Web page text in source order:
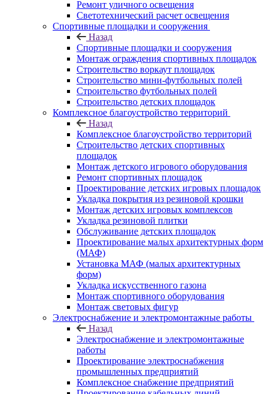
Ремонт уличного освещения
Светотехнический расчет освещения
Спортивные площадки и сооружения
Назад
Спортивные площадки и сооружения
Монтаж ограждения спортивных площадок
Строительство воркаут площадок
Строительство мини-футбольных полей
Строительство футбольных полей
Строительство детских площадок
Комплексное благоустройство территорий
Назад
Комплексное благоустройство территорий
Строительство детских спортивных
площадок
Монтаж детского игрового оборудования
Ремонт спортивных площадок
Проектирование детских игровых площадок
Укладка покрытия из резиновой крошки
Монтаж детских игровых комплексов
Укладка резиновой плитки
Обслуживание детских площадок
Проектирование малых архитектурных форм
(МАФ)
Установка МАФ (малых архитектурных
форм)
Укладка искусственного газона
Монтаж спортивного оборудования
Монтаж световых фигур
Электроснабжение и электромонтажные работы
Назад
Электроснабжение и электромонтажные
работы
Проектирование электроснабжения
промышленных предприятий
Комплексное снабжение предприятий